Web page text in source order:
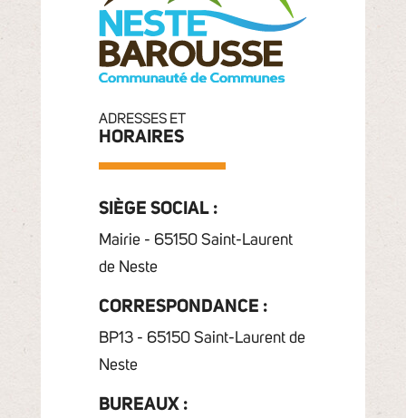
ADRESSES ET
HORAIRES
SIÈGE SOCIAL :
Mairie - 65150 Saint-Laurent
de Neste
CORRESPONDANCE :
BP13 - 65150 Saint-Laurent de
Neste
BUREAUX :